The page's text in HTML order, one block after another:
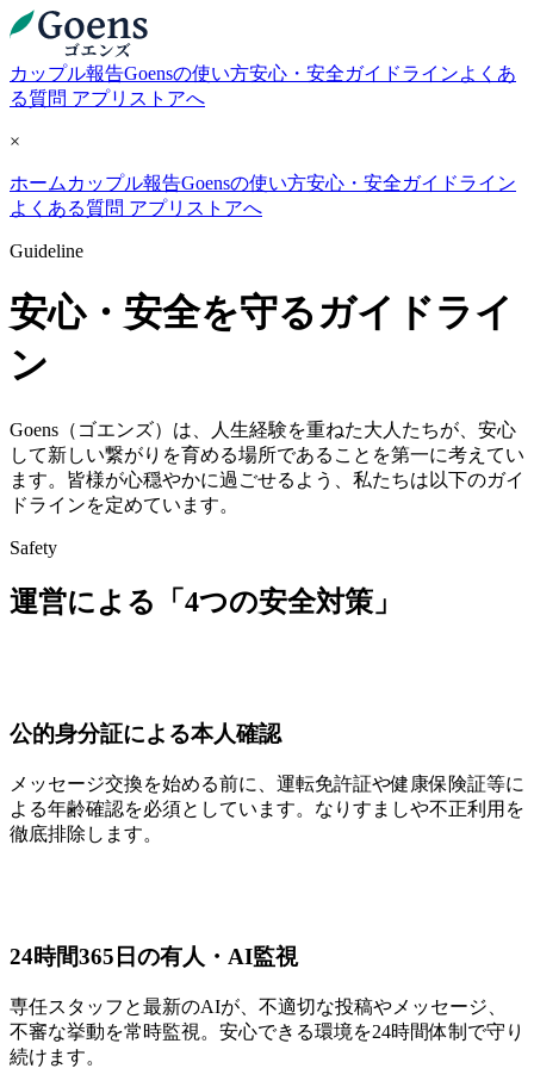
カップル報告Goensの使い方安心・安全ガイドラインよくあ
る質問 アプリストアへ
×
ホーム カップル報告Goensの使い方安心・安全ガイドライン
よくある質問 アプリストアへ
Guideline
安心・安全を守るガイドライ
ン
Goens（ゴエンズ）は、人生経験を重ねた大人たちが、安心
して新しい繋がりを育める場所であることを第一に考えてい
ます。皆様が心穏やかに過ごせるよう、私たちは以下のガイ
ドラインを定めています。
Safety
運営による「4つの安全対策」
公的身分証による本人確認
メッセージ交換を始める前に、運転免許証や健康保険証等に
よる年齢確認を必須としています。なりすましや不正利用を
徹底排除します。
24時間365日の有人・AI監視
専任スタッフと最新のAIが、不適切な投稿やメッセージ、
不審な挙動を常時監視。安心できる環境を24時間体制で守り
続けます。